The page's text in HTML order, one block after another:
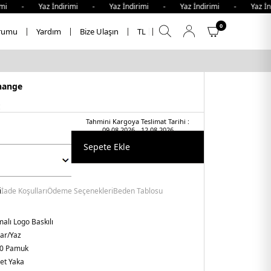
İndirimi - Yaz İndirimi - Yaz İndirimi -
Yardım Bize Ulaşın TL
0
Tahmini Kargoya Teslimat Tarihi :
09.08.2026 - 12.08.2026
Sepete Ekle
İade KoşullarıÖdeme SeçenekleriBeden Tablosu
Logo Baskılı
Yaz
Pamuk
Yaka